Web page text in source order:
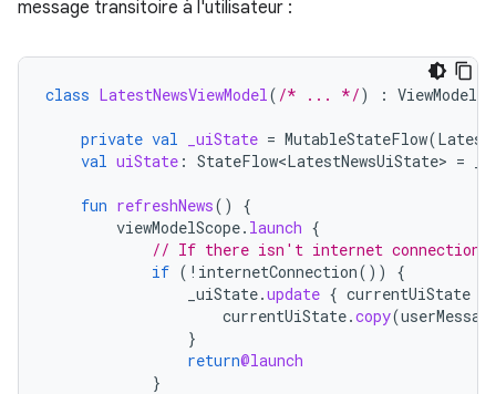
message transitoire à l'utilisateur :
class LatestNewsViewModel( /* ... */) : ViewModel
private val _uiState = MutableStateFlow(
val uiState : StateFlow<LatestNewsUiState> =
fun refreshNews()
{
viewModelScope. launch {
// If there isn't internet connection,
if ( ! internetConnection())
{
_uiState.update { currentUiState
currentUiState.copy(
}
return@launch
}